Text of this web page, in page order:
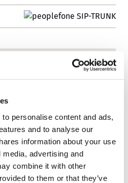
personalise content and ads,
and to analyse our
information about your use
advertising and
combine it with other
to them or that they’ve